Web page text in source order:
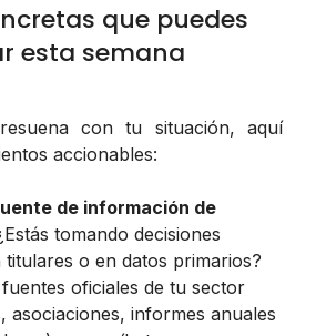
que puedes
esta semana
con tu situación, aquí
accionables:
de información de
tomando decisiones
titulares o en datos primarios?
oficiales de tu sector
asociaciones, informes anuales